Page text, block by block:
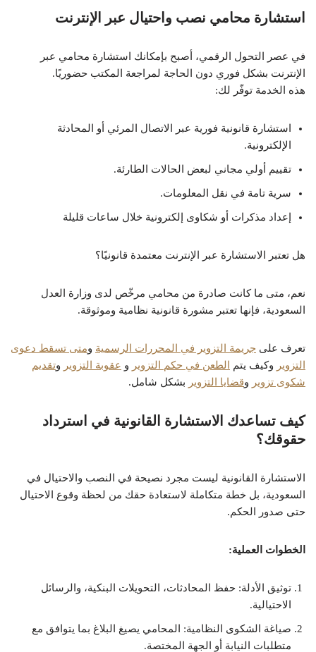
استشارة محامي نصب واحتيال عبر الإنترنت
في عصر التحول الرقمي، أصبح بإمكانك استشارة محامي عبر
الإنترنت بشكل فوري دون الحاجة لمراجعة المكتب حضوريًا.
هذه الخدمة توفّر لك:
استشارة قانونية فورية عبر الاتصال المرئي أو المحادثة
الإلكترونية.
تقييم أولي مجاني لبعض الحالات الطارئة.
سرية تامة في نقل المعلومات.
إعداد مذكرات أو شكاوى إلكترونية خلال ساعات قليلة
هل تعتبر الاستشارة عبر الإنترنت معتمدة قانونيًا؟
نعم، متى ما كانت صادرة من محامي مرخّص لدى وزارة العدل
السعودية، فإنها تعتبر مشورة قانونية نظامية وموثوقة.
تعرف على جريمة التزوير في المحررات الرسمية ومتى تسقط دعوى
التزوير وكيف يتم الطعن في حكم التزوير و عقوبة التزوير وتقديم
شكوى تزوير وقضايا التزوير بشكل شامل.
كيف تساعدك الاستشارة القانونية في استرداد
حقوقك؟
الاستشارة القانونية ليست مجرد نصيحة في النصب والاحتيال في
السعودية، بل خطة متكاملة لاستعادة حقك من لحظة وقوع الاحتيال
حتى صدور الحكم.
الخطوات العملية:
توثيق الأدلة: حفظ المحادثات، التحويلات البنكية، والرسائل
الاحتيالية.
صياغة الشكوى النظامية: المحامي يصيغ البلاغ بما يتوافق مع
متطلبات النيابة أو الجهة المختصة.